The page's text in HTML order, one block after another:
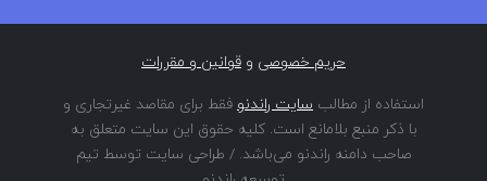
حریم خصوصی و قوانین و مقررات
استفاده از مطالب سایت راندنو فقط برای مقاصد غیرتجاری و
با ذکر منبع بلامانع است. کلیه حقوق این سایت متعلق به
صاحب دامنه راندنو می‌باشد. / طراحی سایت توسط تیم